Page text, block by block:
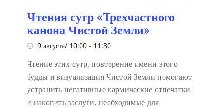
Чтения сутр «Трехчастного
канона Чистой Земли»
9 августа/ 10:00 - 11:30
Чтение этих сутр, повторение имени этого
будды и визуализация Чистой Земли помогают
устранить негативные кармические отпечатки
и накопить заслуги, необходимые для